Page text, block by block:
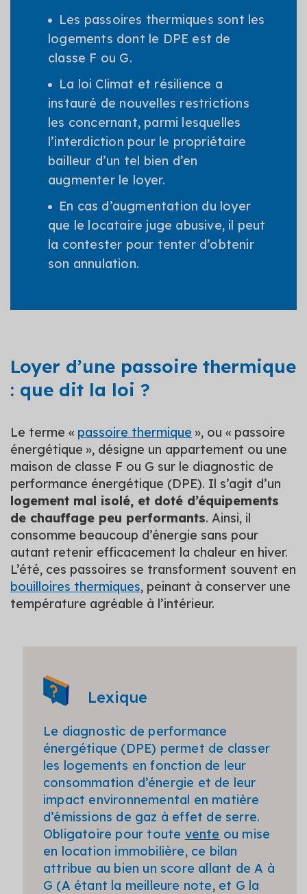
Les passoires thermiques sont les
logements dont le DPE est de
classe F ou G.
La loi Climat et résilience a
instauré de nouvelles restrictions
les concernant, parmi lesquelles
l’interdiction pour le propriétaire
bailleur d’un tel bien d’en
augmenter le loyer.
En cas d’augmentation du loyer
que le locataire juge abusive, il peut
la contester pour tenter d’obtenir
son annulation.
Loyer d’une passoire thermique
: que dit la loi ?
Le terme « passoire thermique », ou « passoire
énergétique », désigne un appartement ou une
maison de classe F ou G sur le diagnostic de
performance énergétique (DPE). Il s’agit d’un
logement mal isolé, et doté d’équipements
de chauffage peu performants. Ainsi, il
consomme beaucoup d’énergie sans pour
autant retenir efficacement la chaleur en hiver.
L’été, ces passoires se transforment souvent en
bouilloires thermiques, peinant à conserver une
température agréable à l’intérieur.
Lexique
Le diagnostic de performance
énergétique (DPE) permet de classer
les logements en fonction de leur
consommation d’énergie et de leur
impact environnemental en matière
d’émissions de gaz à effet de serre.
Obligatoire pour toute vente ou mise
en location immobilière, ce bilan
attribue au bien un score allant de A à
G (A étant la meilleure note, et G la